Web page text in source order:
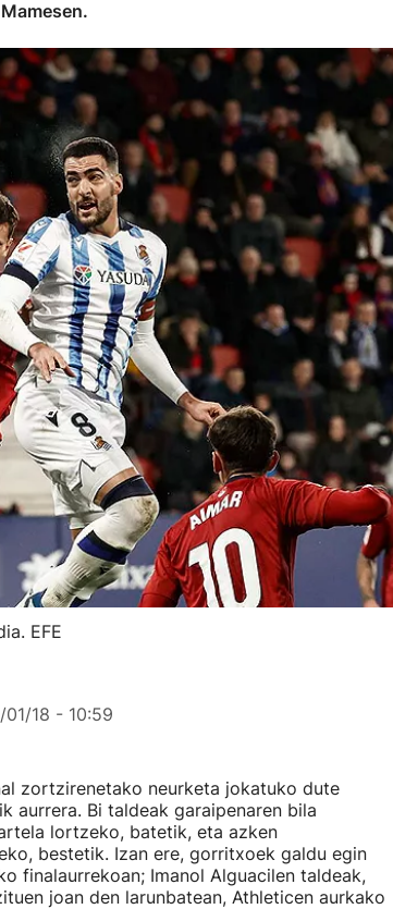
EFE
18 - 10:59
zortzirenetako neurketa jokatuko dute
aurrera. Bi taldeak garaipenaren bila
lortzeko, batetik, eta azken
bestetik. Izan ere, gorritxoek galdu egin
finalaurrekoan; Imanol Alguacilen taldeak,
joan den larunbatean, Athleticen aurkako